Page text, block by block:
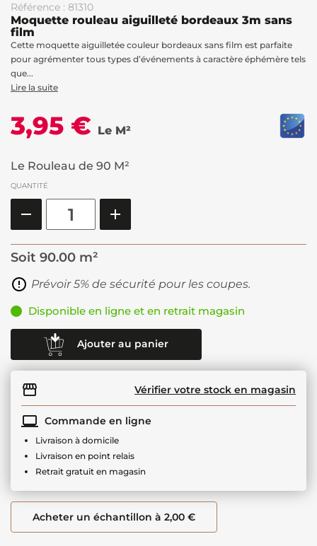
Référence : 81310
Moquette rouleau aiguilleté bordeaux 3m sans
film
Cette moquette aiguilletée couleur bordeaux sans film est parfaite
pour agrémenter tous types d’événements à caractère éphémère tels
que...
Lire la suite
3,95 € Le M²
Le Rouleau de 90 M²
QUANTITÉ
Soit 90.00 m²
Prévoir 5% de sécurité pour les coupes.
Disponible en ligne et en retrait magasin
Ajouter au panier
Vérifier votre stock en magasin
Commande en ligne
Livraison à domicile
Livraison en point relais
Retrait gratuit en magasin
Acheter un échantillon à 2,00 €